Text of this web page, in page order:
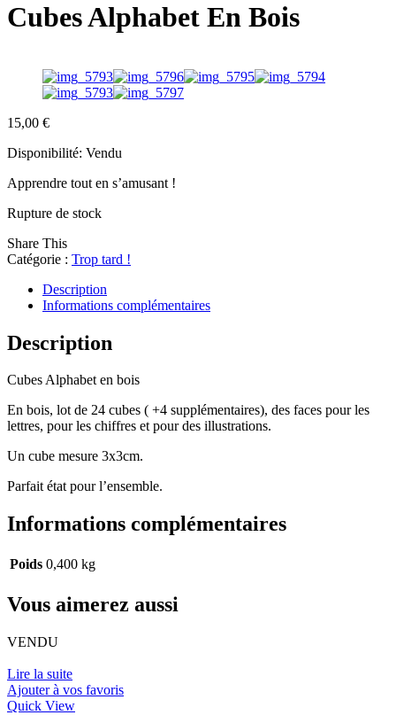
Cubes Alphabet En Bois
15,00 €
Disponibilité: Vendu
Apprendre tout en s’amusant !
Rupture de stock
Share This
Catégorie : Trop tard !
Description
Informations complémentaires
Description
Cubes Alphabet en bois
En bois, lot de 24 cubes ( +4 supplémentaires), des faces pour les
lettres, pour les chiffres et pour des illustrations.
Un cube mesure 3x3cm.
Parfait état pour l’ensemble.
Informations complémentaires
Poids 0,400 kg
Vous aimerez aussi
VENDU
Lire la suite
Ajouter à vos favoris
Quick View